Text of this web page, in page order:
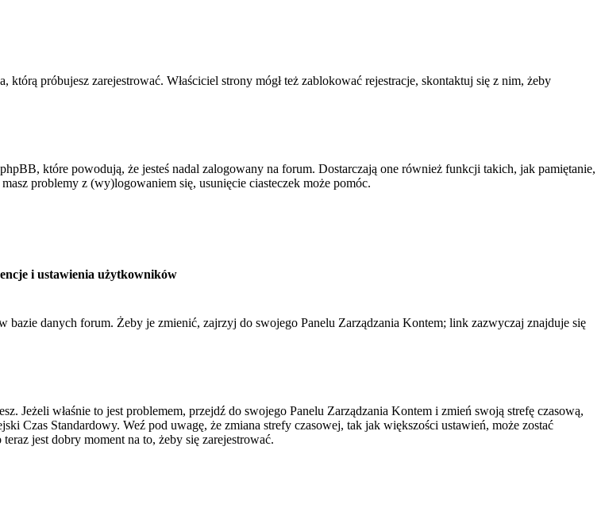
próbujesz zarejestrować. Właściciel strony mógł też zablokować rejestracje, skontaktuj się z nim, żeby
które powodują, że jesteś nadal zalogowany na forum. Dostarczają one również funkcji takich, jak pamiętanie,
problemy z (wy)logowaniem się, usunięcie ciasteczek może pomóc.
i ustawienia użytkowników
danych forum. Żeby je zmienić, zajrzyj do swojego Panelu Zarządzania Kontem; link zazwyczaj znajduje się
Jeżeli właśnie to jest problemem, przejdź do swojego Panelu Zarządzania Kontem i zmień swoją strefę czasową,
Czas Standardowy. Weź pod uwagę, że zmiana strefy czasowej, tak jak większości ustawień, może zostać
jest dobry moment na to, żeby się zarejestrować.